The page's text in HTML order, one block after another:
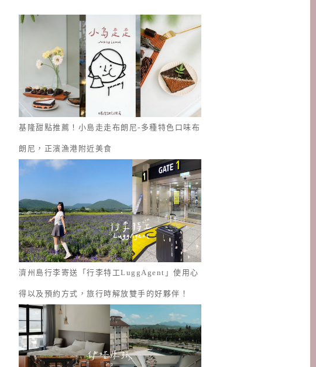
基隆甜點推薦！小島走走布朗尼-多種特色口味布
朗尼，正濱漁港附近美食
濟州島行李寄送「行李特工LuggAgent」使用心
得以及預約方式，旅行時解放雙手的好夥伴！